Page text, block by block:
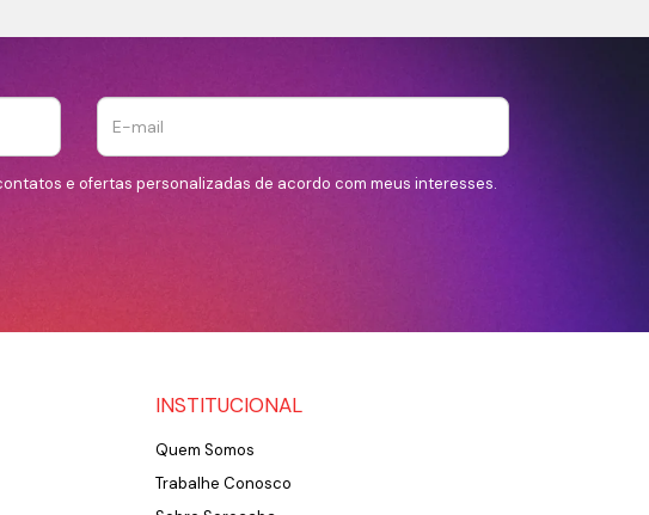
e ofertas personalizadas de acordo com meus interesses.
INSTITUCIONAL
Quem Somos
Trabalhe Conosco